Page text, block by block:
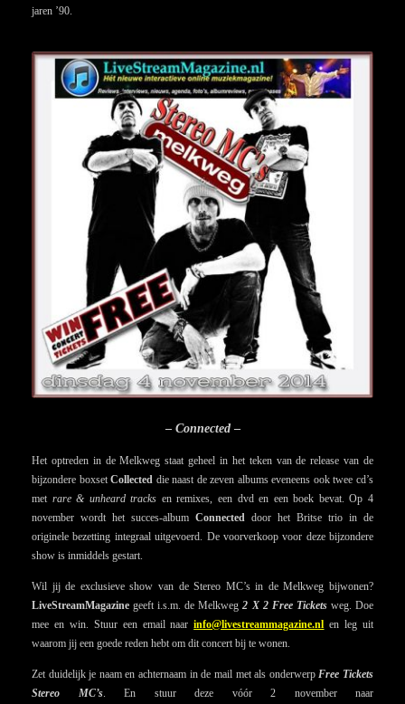
jaren ’90.
– Connected–
Het optreden in de Melkweg staat geheel in het teken van de release van de
bijzondere boxsetCollected die naast de zeven albums eveneens ook twee cd’s
met rare & unheard tracks en remixes, een dvd en een boek bevat. Op 4
november wordt het succes-album Connected door het Britse trio in de
originele bezetting integraal uitgevoerd. De voorverkoop voor deze bijzondere
show is inmiddels gestart.
Wil jij de exclusieve show van de Stereo MC’s in de Melkweg bijwonen?
LiveStreamMagazine geeft i.s.m. de Melkweg2 X 2 Free Ticketsweg. Doe
mee en win. Stuur een email naarinfo@livestreammagazine.nl en leg uit
waarom jij een goede reden hebt om dit concert bij te wonen.
Zet duidelijk je naam en achternaam in de mail met als onderwerp Free Tickets
Stereo MC’s. En stuur deze vóór 2 november naar